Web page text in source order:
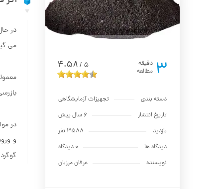
3 دقیقه
مطالعه
5
/
4.58
دسته بندی
تجهیزات آزمایشگاهی
تاریخ انتشار
6 سال پیش
بازدید
3588 نفر
دیدگاه ها
0 دیدگاه
نویسنده
عرفان مرزبان
می
در
و